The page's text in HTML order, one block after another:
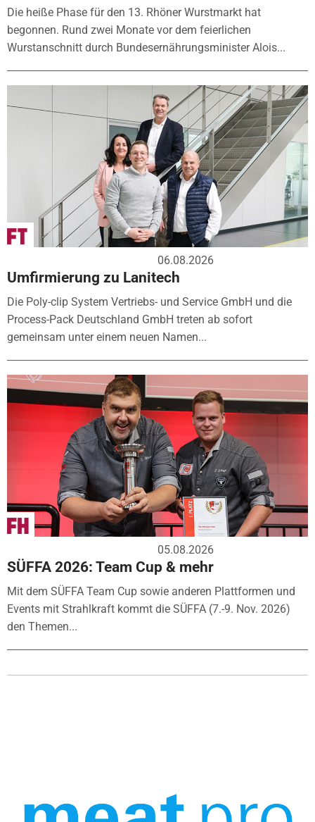
Die heiße Phase für den 13. Rhöner Wurstmarkt hat
begonnen. Rund zwei Monate vor dem feierlichen
Wurstanschnitt durch Bundesernährungsminister Alois...
06.08.2026
Umfirmierung zu Lanitech
Die Poly-clip System Vertriebs- und Service GmbH und die
Process-Pack Deutschland GmbH treten ab sofort
gemeinsam unter einem neuen Namen...
05.08.2026
SÜFFA 2026: Team Cup & mehr
Mit dem SÜFFA Team Cup sowie anderen Plattformen und
Events mit Strahlkraft kommt die SÜFFA (7.-9. Nov. 2026)
den Themen...